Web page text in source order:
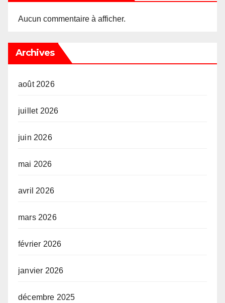
Aucun commentaire à afficher.
Archives
août 2026
juillet 2026
juin 2026
mai 2026
avril 2026
mars 2026
février 2026
janvier 2026
décembre 2025